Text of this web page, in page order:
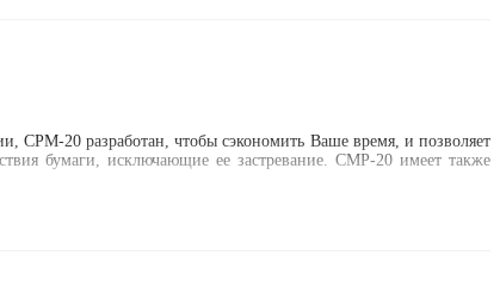
20 разработан, чтобы сэкономить Ваше время, и позволяет
бумаги, исключающие ее застревание. CMP-20 имеет также